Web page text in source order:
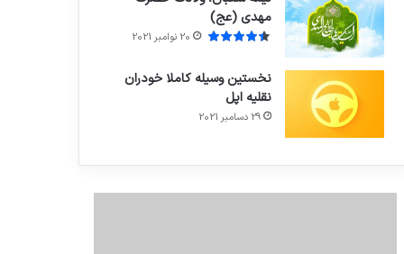
مهدی (عج)
20 نوامبر 2021
نخستین وسیله کاملا خودران
نقلیه اپل
29 دسامبر 2021